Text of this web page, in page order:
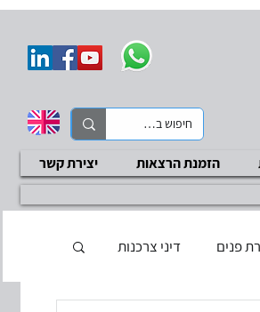
הזמנת הרצאות
יצירת קשר
פנים דיני צרכנות